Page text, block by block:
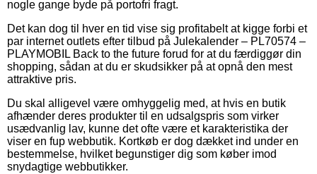
nogle gange byde på portofri fragt.
Det kan dog til hver en tid vise sig profitabelt at kigge forbi et
par internet outlets efter tilbud på Julekalender – PL70574 –
PLAYMOBIL Back to the future forud for at du færdiggør din
shopping, sådan at du er skudsikker på at opnå den mest
attraktive pris.
Du skal alligevel være omhyggelig med, at hvis en butik
afhænder deres produkter til en udsalgspris som virker
usædvanlig lav, kunne det ofte være et karakteristika der
viser en fup webbutik. Kortkøb er dog dækket ind under en
bestemmelse, hvilket begunstiger dig som køber imod
snydagtige webbutikker.